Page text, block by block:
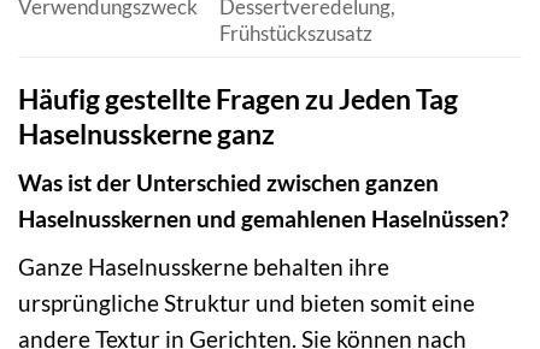
Verwendungszweck
Dessertveredelung,
Frühstückszusatz
Häufig gestellte Fragen zu Jeden Tag
Haselnusskerne ganz
Was ist der Unterschied zwischen ganzen
Haselnusskernen und gemahlenen Haselnüssen?
Ganze Haselnusskerne behalten ihre
ursprüngliche Struktur und bieten somit eine
andere Textur in Gerichten. Sie können nach